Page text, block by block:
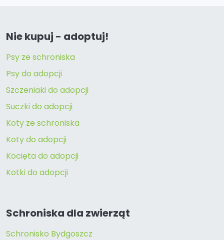
Nie kupuj - adoptuj!
Psy ze schroniska
Psy do adopcji
Szczeniaki do adopcji
Suczki do adopcji
Koty ze schroniska
Koty do adopcji
Kocięta do adopcji
Kotki do adopcji
Schroniska dla zwierząt
Schronisko Bydgoszcz